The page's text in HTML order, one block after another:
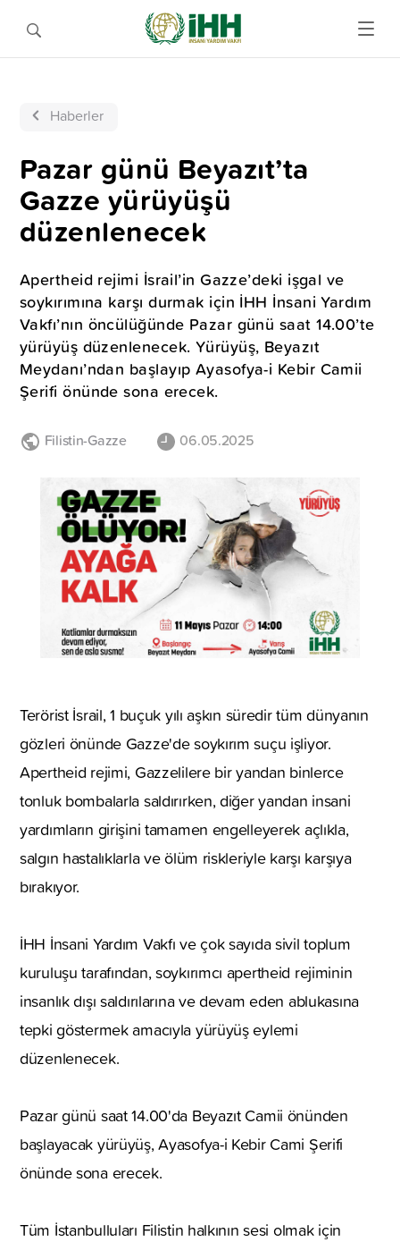
Haberler
Pazar günü Beyazıt’ta
Gazze yürüyüşü
düzenlenecek
Apertheid rejimi İsrail’in Gazze’deki işgal ve
soykırımına karşı durmak için İHH İnsani Yardım
Vakfı’nın öncülüğünde Pazar günü saat 14.00’te
yürüyüş düzenlenecek. Yürüyüş, Beyazıt
Meydanı’ndan başlayıp Ayasofya-i Kebir Camii
Şerifi önünde sona erecek.
Filistin-Gazze 06.05.2025
Terörist İsrail, 1 buçuk yılı aşkın süredir tüm dünyanın
gözleri önünde Gazze'de soykırım suçu işliyor.
Apertheid rejimi, Gazzelilere bir yandan binlerce
tonluk bombalarla saldırırken, diğer yandan insani
yardımların girişini tamamen engelleyerek açlıkla,
salgın hastalıklarla ve ölüm riskleriyle karşı karşıya
bırakıyor.
İHH İnsani Yardım Vakfı ve çok sayıda sivil toplum
kuruluşu tarafından, soykırımcı apertheid rejiminin
insanlık dışı saldırılarına ve devam eden ablukasına
tepki göstermek amacıyla yürüyüş eylemi
düzenlenecek.
Pazar günü saat 14.00'da Beyazıt Camii önünden
başlayacak yürüyüş, Ayasofya-i Kebir Cami Şerifi
önünde sona erecek.
Tüm İstanbulluları Filistin halkının sesi olmak için